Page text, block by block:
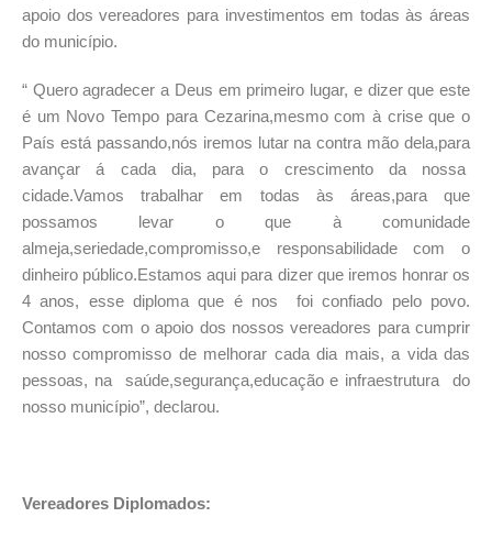
apoio dos vereadores para investimentos em todas às áreas
do município.
“ Quero agradecer a Deus em primeiro lugar, e dizer que este
é um Novo Tempo para Cezarina,mesmo com à crise que o
País está passando,nós iremos lutar na contra mão dela,para
avançar á cada dia, para o crescimento da nossa
cidade.Vamos trabalhar em todas às áreas,para que
possamos levar o que à comunidade
almeja,seriedade,compromisso,e responsabilidade com o
dinheiro público.Estamos aqui para dizer que iremos honrar os
4 anos, esse diploma que é nos foi confiado pelo povo.
Contamos com o apoio dos nossos vereadores para cumprir
nosso compromisso de melhorar cada dia mais, a vida das
pessoas, na saúde,segurança,educação e infraestrutura do
nosso município”, declarou.
Vereadores Diplomados: